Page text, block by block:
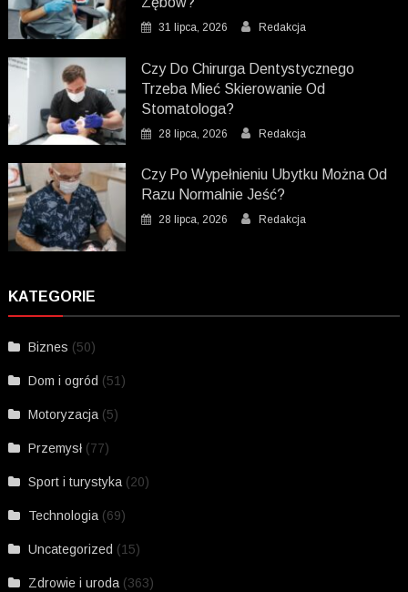
31 lipca, 2026 Redakcja
Czy Do Chirurga Dentystycznego
Trzeba Mieć Skierowanie Od
Stomatologa?
28 lipca, 2026 Redakcja
Czy Po Wypełnieniu Ubytku Można Od
Razu Normalnie Jeść?
28 lipca, 2026 Redakcja
KATEGORIE
Biznes (50)
Dom i ogród (51)
Motoryzacja (5)
Przemysł (77)
Sport i turystyka (20)
Technologia (69)
Uncategorized (15)
Zdrowie i uroda (363)